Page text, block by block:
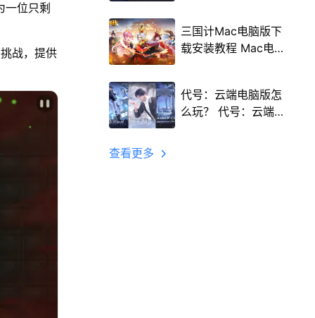
位只剩
战，提供
三国计Mac电脑版下
载安装教程 Mac电脑
代号：云端电脑版怎
么玩？ 代号：云端性
查看更多